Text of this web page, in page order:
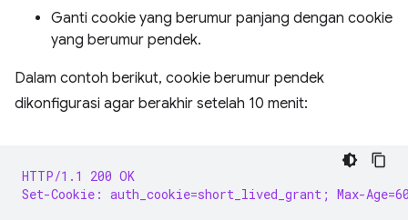
Ganti cookie yang berumur panjang dengan cookie
yang berumur pendek.
Dalam contoh berikut, cookie berumur pendek
dikonfigurasi agar berakhir setelah 10 menit:
HTTP/1.1 200 OK
Set-Cookie: auth_cookie=short_lived_grant; Max-